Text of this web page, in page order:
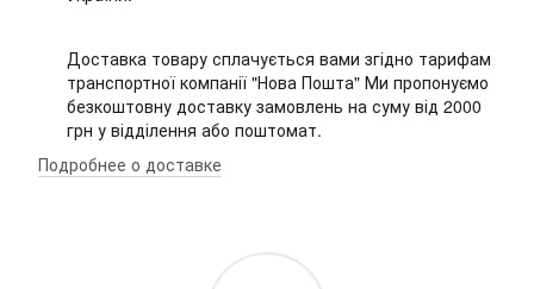
Доставка товару сплачується вами згідно тарифам
транспортної компанії "Нова Пошта" Ми пропонуємо
безкоштовну доставку замовлень на суму від 2000
грн у відділення або поштомат.
Подробнее о доставке